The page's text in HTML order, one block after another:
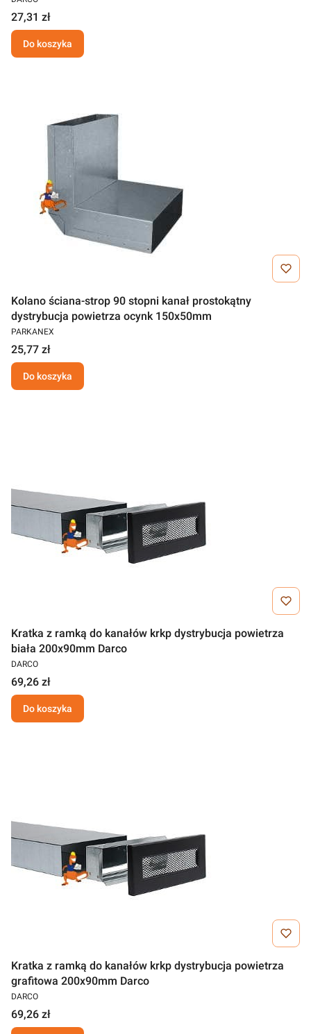
27,31 zł
Do koszyka
Kolano ściana-strop 90 stopni kanał prostokątny
dystrybucja powietrza ocynk 150x50mm
PARKANEX
25,77 zł
Do koszyka
Kratka z ramką do kanałów krkp dystrybucja powietrza
biała 200x90mm Darco
DARCO
69,26 zł
Do koszyka
Kratka z ramką do kanałów krkp dystrybucja powietrza
grafitowa 200x90mm Darco
DARCO
69,26 zł